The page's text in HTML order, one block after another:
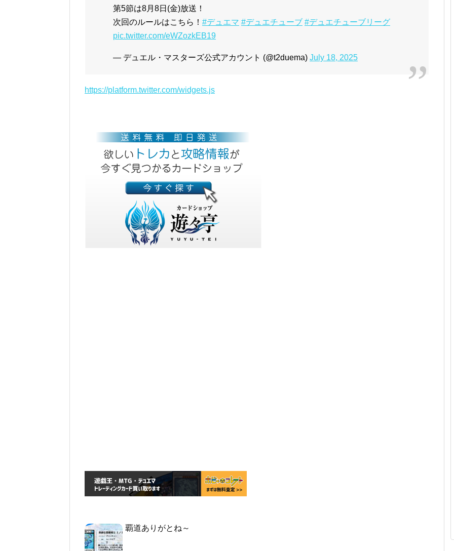
第5節は8月8日(金)放送！
次回のルールはこちら！ #デュエマ #デュエチューブ #デュエチューブリーグ
pic.twitter.com/eWZozkEB19
— デュエル・マスターズ公式アカウント (@t2duema) July 18, 2025
https://platform.twitter.com/widgets.js
覇道ありがとね～